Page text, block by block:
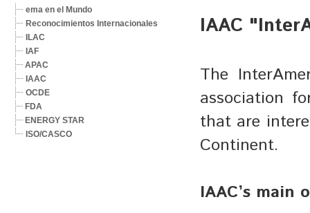
IAAC
The
association
that are
Continent.
IAAC’s main
ema en el Mundo
Reconocimientos Internacionales
ILAC
IAF
APAC
IAAC
OCDE
FDA
ENERGY STAR
ISO/CASCO